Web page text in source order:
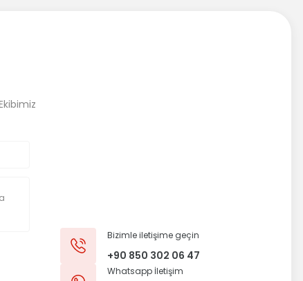
Bizimle iletişime geçin
+90 850 302 06 47
Whatsapp İletişim